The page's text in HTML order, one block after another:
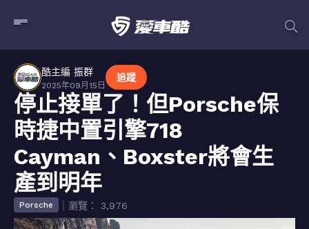
酷主編 振群
2025年09月15日
追蹤
停止接單了！但Porsche保
時捷中置引擎718
Cayman、Boxster將會生
產到明年
Porsche ｜瀏覽： 3,976